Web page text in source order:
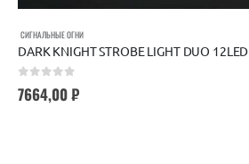
СИГНАЛЬНЫЕ ОГНИ
DARK KNIGHT STROBE LIGHT DUO 12LED
7664,00₽